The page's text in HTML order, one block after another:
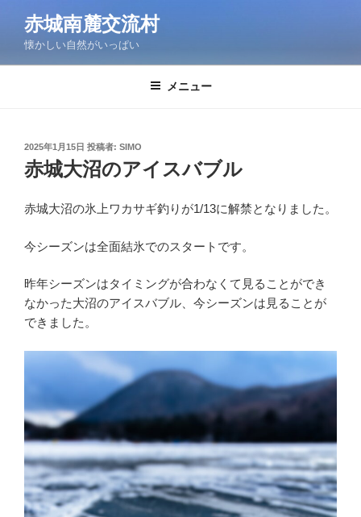
ン
赤城南麓交流村
懐かしい自然がいっぱい
メニュー
投
稿
日:
2025年1月15日 投稿者: SIMO
赤城大沼のアイスバブル
赤城大沼の氷上ワカサギ釣りが1/13に解禁となりました。
今シーズンは全面結氷でのスタートです。
昨年シーズンはタイミングが合わなくて見ることができ
なかった大沼のアイスバブル、今シーズンは見ることが
できました。